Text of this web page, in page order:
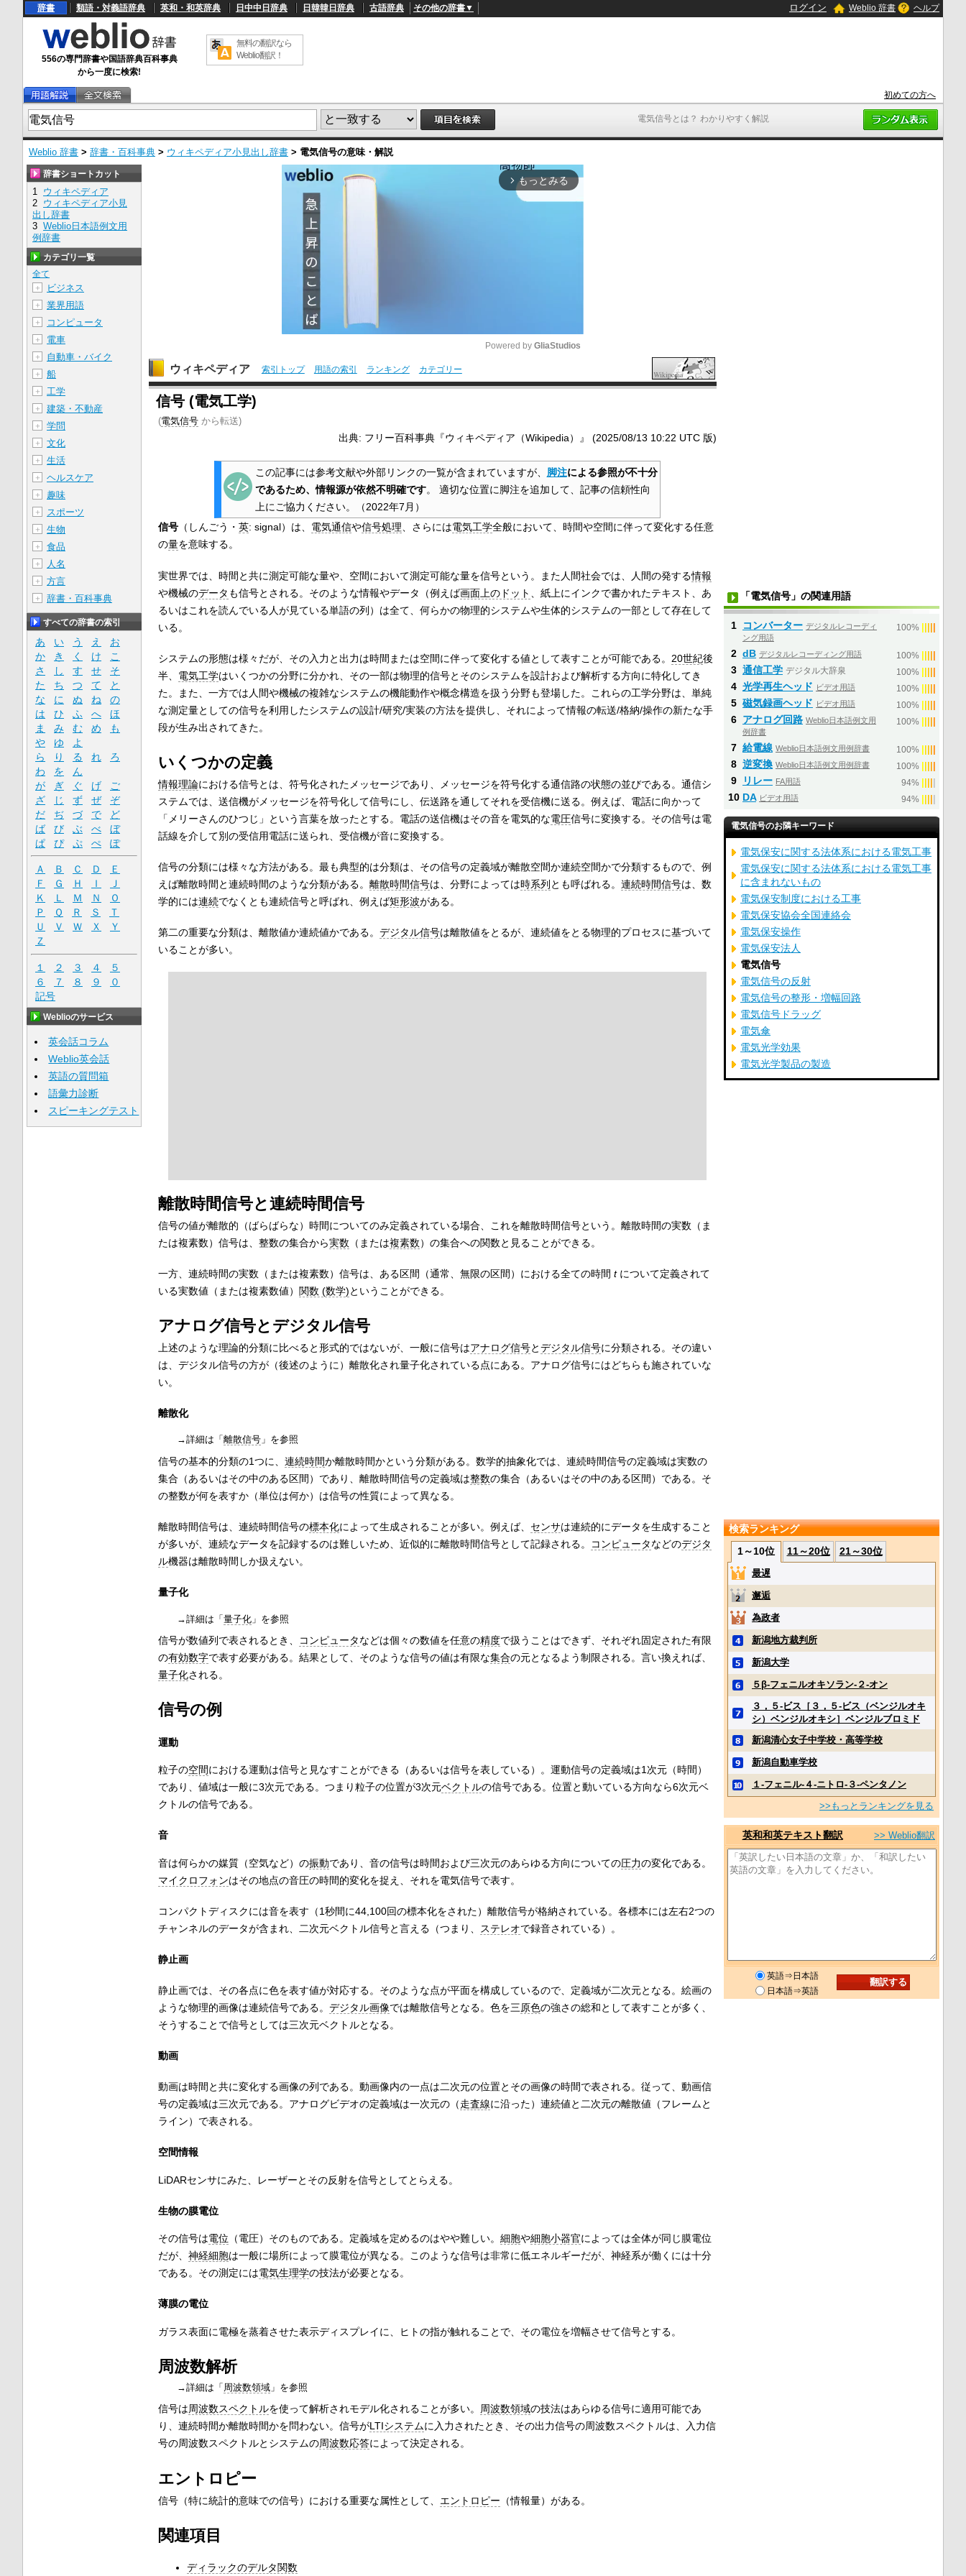
電気信号とは？ わかりやすく解説
辞書 類語・対義語辞典 英和・和英辞典 日中中日辞典 日韓韓日辞典 古語辞典 その他の辞書▼ ログイン Weblio 辞書 ヘルプ
556の専門辞書や国語辞典百科事典
から一度に検索!
無料の翻訳なら
Weblio翻訳！
初めての方へ
Weblio 辞書 > 辞書・百科事典 > ウィキペディア小見出し辞書 > 電気信号の意味・解説
arrow_forward_ios もっとみる
M
e
Powered by GliaStudios
ウィキペディア 索引トップ 用語の索引 ランキング カテゴリー
信号 (電気工学)
(電気信号から転送)
出典: フリー百科事典『ウィキペディア（Wikipedia）』 (2025/08/13 10:22 UTC 版)
この記事には参考文献や外部リンクの一覧が含まれていますが、 脚注による参照が不十分
であるため、情報源が依然不明確です。
適切な位置に脚注を追加して、記事の信頼性向
上にご協力ください。
（2022年7月 ）
信号（しんごう・ 英: signal）は、 電気通信や信号処理、さらには電気工学全般において、時間や空間に伴って変化する任意
の量を意味する。
実世界では、時間と共に測定可能な量や、空間において測定可能な量を信号という。また人間社会では、人間の発する情報
や機械のデータ も信号とされる。そのような情報やデータ（例えば画面上のドット
、紙上にインクで書かれたテキスト、あ
るいはこれを読んでいる人が見ている単語の列）は全て、何らかの物理的システムや生体的システムの一部として存在して
いる。
システムの形態は様々だが、その入力と出力は時間または空間に伴って変化する値として表すことが可能である。 20世紀後
半、 電気工学はいくつかの分野に分かれ、その一部は物理的信号とそのシステムを設計および解析する方向に特化してき
た。また、一方では人間や機械の複雑なシステムの機能動作や概念構造を扱う分野も登場した。これらの工学分野は、単純
な測定量としての信号を利用したシステムの設計/研究/実装の方法を提供し、それによって情報の転送/格納/操作の新たな手
段が生み出されてきた。
いくつかの定義
情報理論における信号とは、符号化されたメッセージであり、メッセージを符号化する通信路の状態の並びである。通信シ
ステムでは、送信機がメッセージを符号化して信号にし、伝送路を通してそれを受信機に送る。例えば、電話に向かって
「メリーさんのひつじ」という言葉を放ったとする。電話の送信機はその音を電気的な電圧信号に変換する。その信号は電
話線を介して別の受信用電話に送られ、受信機が音に変換する。
信号の分類には様々な方法がある。最も典型的は分類は、その信号の定義域が離散空間か連続空間かで分類するもので、例
えば離散時間と連続時間のような分類がある。 離散時間信号は、分野によっては時系列 とも呼ばれる。 連続時間信号は、数
学的には連続でなくとも連続信号と呼ばれ、例えば矩形波がある。
第二の重要な分類は、離散値か連続値かである。 デジタル信号は離散値をとるが、連続値をとる物理的プロセスに基づいて
いることが多い。
離散時間信号と連続時間信号
信号の値が離散的（ばらばらな）時間についてのみ定義されている場合、これを離散時間信号という。離散時間の実数（ま
たは複素数）信号は、整数の集合から実数 （または複素数）の集合への関数と見ることができる。
一方、連続時間の実数（または複素数）信号は、ある区間（通常、無限の区間）における全ての時間 tについて定義されて
いる実数値（または複素数値） 関数 (数学)ということができる。
アナログ信号とデジタル信号
上述のような理論的分類に比べると形式的ではないが、一般に信号はアナログ信号とデジタル信号に分類される。その違い
は、デジタル信号の方が（後述のように）離散化され量子化されている点にある。アナログ信号にはどちらも施されていな
い。
離散化
→詳細は「 離散信号」を参照
信号の基本的分類の1つに、 連続時間か離散時間かという分類がある。数学的抽象化では、連続時間信号の定義域は実数の
集合（あるいはその中のある区間）であり、離散時間信号の定義域は整数の集合（あるいはその中のある区間）である。そ
の整数が何を表すか（単位は何か）は信号の性質によって異なる。
離散時間信号は、連続時間信号の標本化によって生成されることが多い。例えば、 センサは連続的にデータを生成すること
が多いが、連続なデータを記録するのは難しいため、近似的に離散時間信号として記録される。
コンピュータなどのデジタ
ル機器は離散時間しか扱えない。
量子化
→詳細は「量子化」を参照
信号が数値列で表されるとき、 コンピュータなどは個々の数値を任意の精度で扱うことはできず、それぞれ固定された有限
の有効数字で表す必要がある。結果として、そのような信号の値は有限な集合の元となるよう制限される。言い換えれば、
量子化される。
信号の例
運動
粒子の空間における運動は信号と見なすことができる（あるいは信号を表している）。運動信号の定義域は1次元（時間）
であり、値域は一般に3次元である。つまり粒子の位置が3次元ベクトルの信号である。位置と動いている方向なら6次元ベ
クトルの信号である。
音
音は何らかの媒質（空気など）の振動であり、音の信号は時間および三次元のあらゆる方向についての圧力の変化である。
マイクロフォンはその地点の音圧の時間的変化を捉え、それを電気信号で表す。
コンパクトディスクには音を表す（1秒間に44,100回の標本化をされた）離散信号が格納されている。各標本には左右2つの
チャンネルのデータが含まれ、二次元ベクトル信号と言える（つまり、
ステレオで録音されている）。
静止画
静止画では、その各点に色を表す値が対応する。そのような点が平面を構成しているので、定義域が二次元となる。絵画の
ような物理的画像は連続信号である。 デジタル画像では離散信号となる。色を三原色の強さの総和として表すことが多く、
そうすることで信号としては三次元ベクトルとなる。
動画
動画は時間と共に変化する画像の列である。動画像内の一点は二次元の位置とその画像の時間で表される。従って、動画信
号の定義域は三次元である。アナログビデオの定義域は一次元の（走査線に沿った）連続値と二次元の離散値（フレームと
ライン）で表される。
空間情報
LiDARセンサにみた、レーザーとその反射を信号としてとらえる。
生物の膜電位
その信号は電位 （電圧）そのものである。定義域を定めるのはやや難しい。 細胞や細胞小器官によっては全体が同じ膜電位
だが、 神経細胞は一般に場所によって膜電位が異なる。このような信号は非常に低エネルギーだが、神経系が働くには十分
である。その測定には電気生理学の技法が必要となる。
薄膜の電位
ガラス表面に電極を蒸着させた表示ディスプレイに、ヒトの指が触れることで、その電位を増幅させて信号とする。
周波数解析
→詳細は「 周波数領域」を参照
信号は周波数スペクトルを使って解析されモデル化されることが多い。 周波数領域の技法はあらゆる信号に適用可能であ
り、連続時間か離散時間かを問わない。信号がLTIシステムに入力されたとき、その出力信号の周波数スペクトルは、入力信
号の周波数スペクトルとシステムの周波数応答によって決定される。
エントロピー
信号（特に統計的意味での信号）における重要な属性として、 エントロピー （情報量）がある。
関連項目
ディラックのデルタ関数
辞書ショートカット
1 ウィキペディア
2 ウィキペディア小見
出し辞書
3 Weblio日本語例文用
例辞書
カテゴリ一覧
全て
＋
ビジネス
＋ 業界用語
＋ コンピュータ
＋ 電車
＋ 自動車・バイク
＋ 船
＋ 工学
＋ 建築・不動産
＋ 学問
＋ 文化
＋ 生活
＋ ヘルスケア
＋ 趣味
＋ スポーツ
＋ 生物
＋ 食品
＋ 人名
＋ 方言
＋ 辞書・百科事典
すべての辞書の索引
あ い う え
お
か
き く け
こ
さ
し す せ
そ
た
ち つ て
と
な
に ぬ ね
の
は
ひ ふ へ
ほ
ま
み む め
も
や
ゆ
よ
ら
り る れ
ろ
わ
を
ん
が
ぎ ぐ げ
ご
ざ
じ ず ぜ
ぞ
だ
ぢ づ で
ど
ば
び ぶ べ
ぼ
ぱ
ぴ ぷ ぺ ぽ
Ａ Ｂ Ｃ Ｄ
Ｅ
Ｆ
Ｇ Ｈ Ｉ
Ｊ
Ｋ
Ｌ Ｍ Ｎ
Ｏ
Ｐ
Ｑ Ｒ Ｓ
Ｔ
Ｕ
Ｖ Ｗ Ｘ
Ｙ
Ｚ
１ ２ ３ ４
５
６
７ ８ ９
０
記号
Weblioのサービス
英会話コラム
Weblio英会話
英語の質問箱
語彙力診断
スピーキングテスト
「電気信号」の関連用語
1 コンバーター デジタルレコーディ
ング用語
100%
2 dB デジタルレコーディング用語 100%
3 通信工学 デジタル大辞泉 100%
4 光学再生ヘッド ビデオ用語 100%
5 磁気録画ヘッド ビデオ用語 100%
6 アナログ回路 Weblio日本語例文用
例辞書
100%
7 給電線 Weblio日本語例文用例辞書 100%
8 逆変換 Weblio日本語例文用例辞書 100%
9 リレー FA用語 94%
10 DA ビデオ用語 94%
電気信号のお隣キーワード
電気保安に関する法体系における電気工事
電気保安に関する法体系における電気工事
に含まれないもの
電気保安制度における工事
電気保安協会全国連絡会
電気保安操作
電気保安法人
電気信号
電気信号の反射
電気信号の整形・増幅回路
電気信号ドラッグ
電気傘
電気光学効果
電気光学製品の製造
検索ランキング
1～10位
11～20位 21～30位
最遅
邂逅
為政者
新潟地方裁判所
新潟大学
５β‐フェニルオキソラン‐２‐オン
３，５‐ビス［３，５‐ビス（ベンジルオキ
シ）ベンジルオキシ］ベンジルブロミド
新潟清心女子中学校・高等学校
新潟自動車学校
１‐フェニル‐４‐ニトロ‐３‐ペンタノン
>>もっとランキングを見る
英和和英テキスト翻訳 >> Weblio翻訳
英語⇒日本語
日本語⇒英語